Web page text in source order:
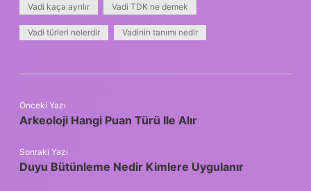
Vadi kaça ayrılır Vadi TDK ne demek
Vadi türleri nelerdir Vadinin tanımı nedir
Önceki Yazı
Arkeoloji Hangi Puan Türü Ile Alır
Sonraki Yazı
Duyu Bütünleme Nedir Kimlere Uygulanır